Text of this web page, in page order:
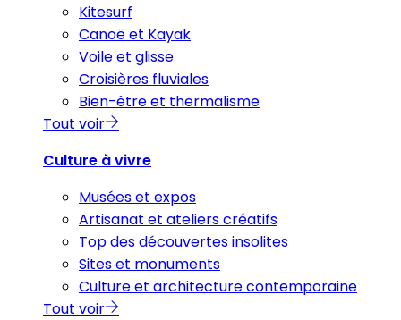
Kitesurf
Canoë et Kayak
Voile et glisse
Croisières fluviales
Bien-être et thermalisme
Tout voir
Culture à vivre
Musées et expos
Artisanat et ateliers créatifs
Top des découvertes insolites
Sites et monuments
Culture et architecture contemporaine
Tout voir